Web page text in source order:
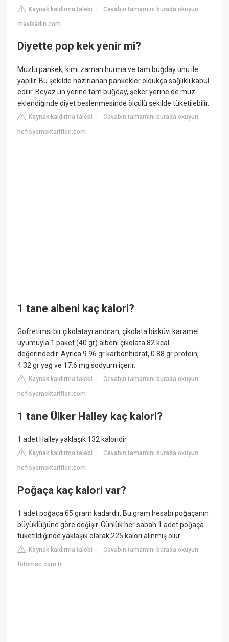
Kaynak kaldırma talebi |Cevabın tamamını burada okuyun:
mavikadin.com
Diyette pop kek yenir mi?
Muzlu pankek, kimi zaman hurma ve tam buğday unu ile
yapılır. Bu şekilde hazırlanan pankekler oldukça sağlıklı kabul
edilir. Beyaz un yerine tam buğday, şeker yerine de muz
eklendiğinde diyet beslenmesinde ölçülü şekilde tüketilebilir.
Kaynak kaldırma talebi |Cevabın tamamını burada okuyun:
nefisyemektarifleri.com
1 tane albeni kaç kalori?
Gofretimsi bir çikolatayı andıran, çikolata bisküvi karamel
uyumuyla 1 paket (40 gr) albeni çikolata 82 kcal
değerindedir. Ayrıca 9.96 gr karbonhidrat, 0.88 gr protein,
4.32 gr yağ ve 17.6 mg sodyum içerir.
Kaynak kaldırma talebi |Cevabın tamamını burada okuyun:
nefisyemektarifleri.com
1 tane Ülker Halley kaç kalori?
1 adet Halley yaklaşık 132 kaloridir.
Kaynak kaldırma talebi |Cevabın tamamını burada okuyun:
nefisyemektarifleri.com
Poğaça kaç kalori var?
1 adet poğaça 65 gram kadardır. Bu gram hesabı poğaçanın
büyüklüğüne göre değişir. Günlük her sabah 1 adet poğaça
tüketildiğinde yaklaşık olarak 225 kalori alınmış olur.
Kaynak kaldırma talebi |Cevabın tamamını burada okuyun:
fotomac.com.tr